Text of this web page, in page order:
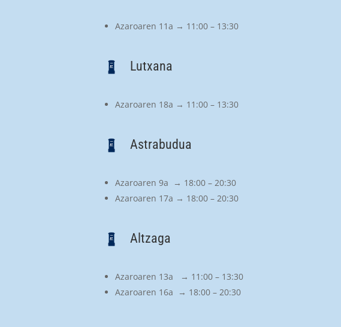
Azaroaren 11a → 11:00 – 13:30
Lutxana
Azaroaren 18a → 11:00 – 13:30
Astrabudua
Azaroaren 9a → 18:00 – 20:30
Azaroaren 17a → 18:00 – 20:30
Altzaga
Azaroaren 13a → 11:00 – 13:30
Azaroaren 16a → 18:00 – 20:30